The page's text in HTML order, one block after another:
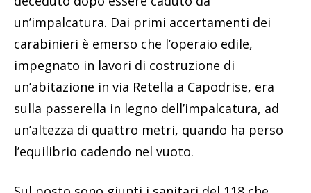
un’impalcatura. Dai primi accertamenti dei
carabinieri è emerso che l’operaio edile,
impegnato in lavori di costruzione di
un’abitazione in via Retella a Capodrise, era
sulla passerella in legno dell’impalcatura, ad
un’altezza di quattro metri, quando ha perso
l’equilibrio cadendo nel vuoto.